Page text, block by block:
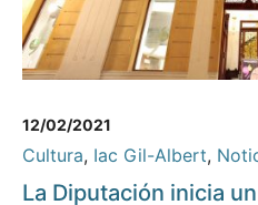
12/02/2021
Cultura, Iac Gil-Albert,
La Diputación inicia